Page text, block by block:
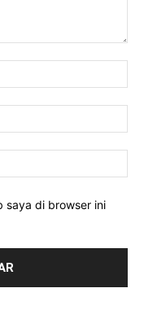
saya di browser ini